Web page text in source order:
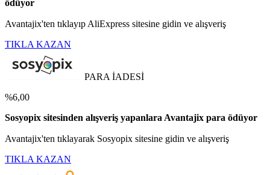
ödüyor
Avantajix'ten tıklayıp AliExpress sitesine gidin ve alışveriş
TIKLA KAZAN
PARA İADESİ
%6,00
Sosyopix sitesinden alışveriş yapanlara Avantajix para ödüyor
Avantajix'ten tıklayarak Sosyopix sitesine gidin ve alışveriş
TIKLA KAZAN